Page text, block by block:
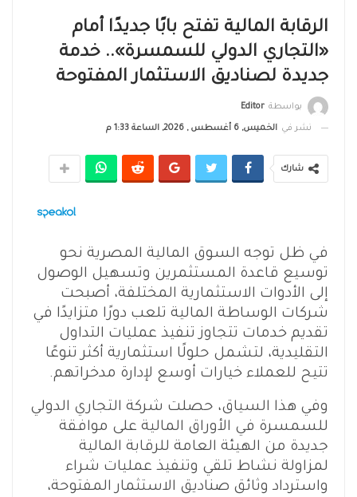
الرقابة المالية تفتح بابًا جديدًا أمام
«التجاري الدولي للسمسرة».. خدمة
جديدة لصناديق الاستثمار المفتوحة
بواسطة Editor
نشر في الخميس, 6 أغسطس , 2026, الساعة 1:33 م
شارك
في ظل توجه السوق المالية المصرية نحو
توسيع قاعدة المستثمرين وتسهيل الوصول
إلى الأدوات الاستثمارية المختلفة، أصبحت
شركات الوساطة المالية تلعب دورًا متزايدًا في
تقديم خدمات تتجاوز تنفيذ عمليات التداول
التقليدية، لتشمل حلولًا استثمارية أكثر تنوعًا
تتيح للعملاء خيارات أوسع لإدارة مدخراتهم.
وفي هذا السياق، حصلت شركة التجاري الدولي
للسمسرة في الأوراق المالية على موافقة
جديدة من الهيئة العامة للرقابة المالية
لمزاولة نشاط تلقي وتنفيذ عمليات شراء
واسترداد وثائق صناديق الاستثمار المفتوحة،